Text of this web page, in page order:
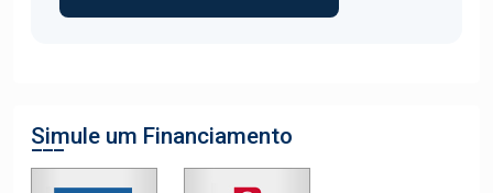
Simule um Financiamento